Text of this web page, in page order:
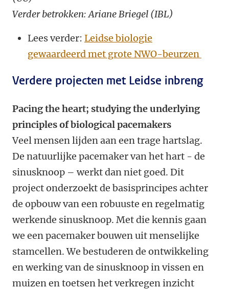
Verder betrokken: Ariane Briegel (IBL)
Lees verder: Leidse biologie
gewaardeerd met grote NWO-beurzen
Verdere projecten met Leidse inbreng
Pacing the heart; studying the underlying
principles of biological pacemakers
Veel mensen lijden aan een trage hartslag.
De natuurlijke pacemaker van het hart - de
sinusknoop – werkt dan niet goed. Dit
project onderzoekt de basisprincipes achter
de opbouw van een robuuste en regelmatig
werkende sinusknoop. Met die kennis gaan
we een pacemaker bouwen uit menselijke
stamcellen. We bestuderen de ontwikkeling
en werking van de sinusknoop in vissen en
muizen en toetsen het verkregen inzicht